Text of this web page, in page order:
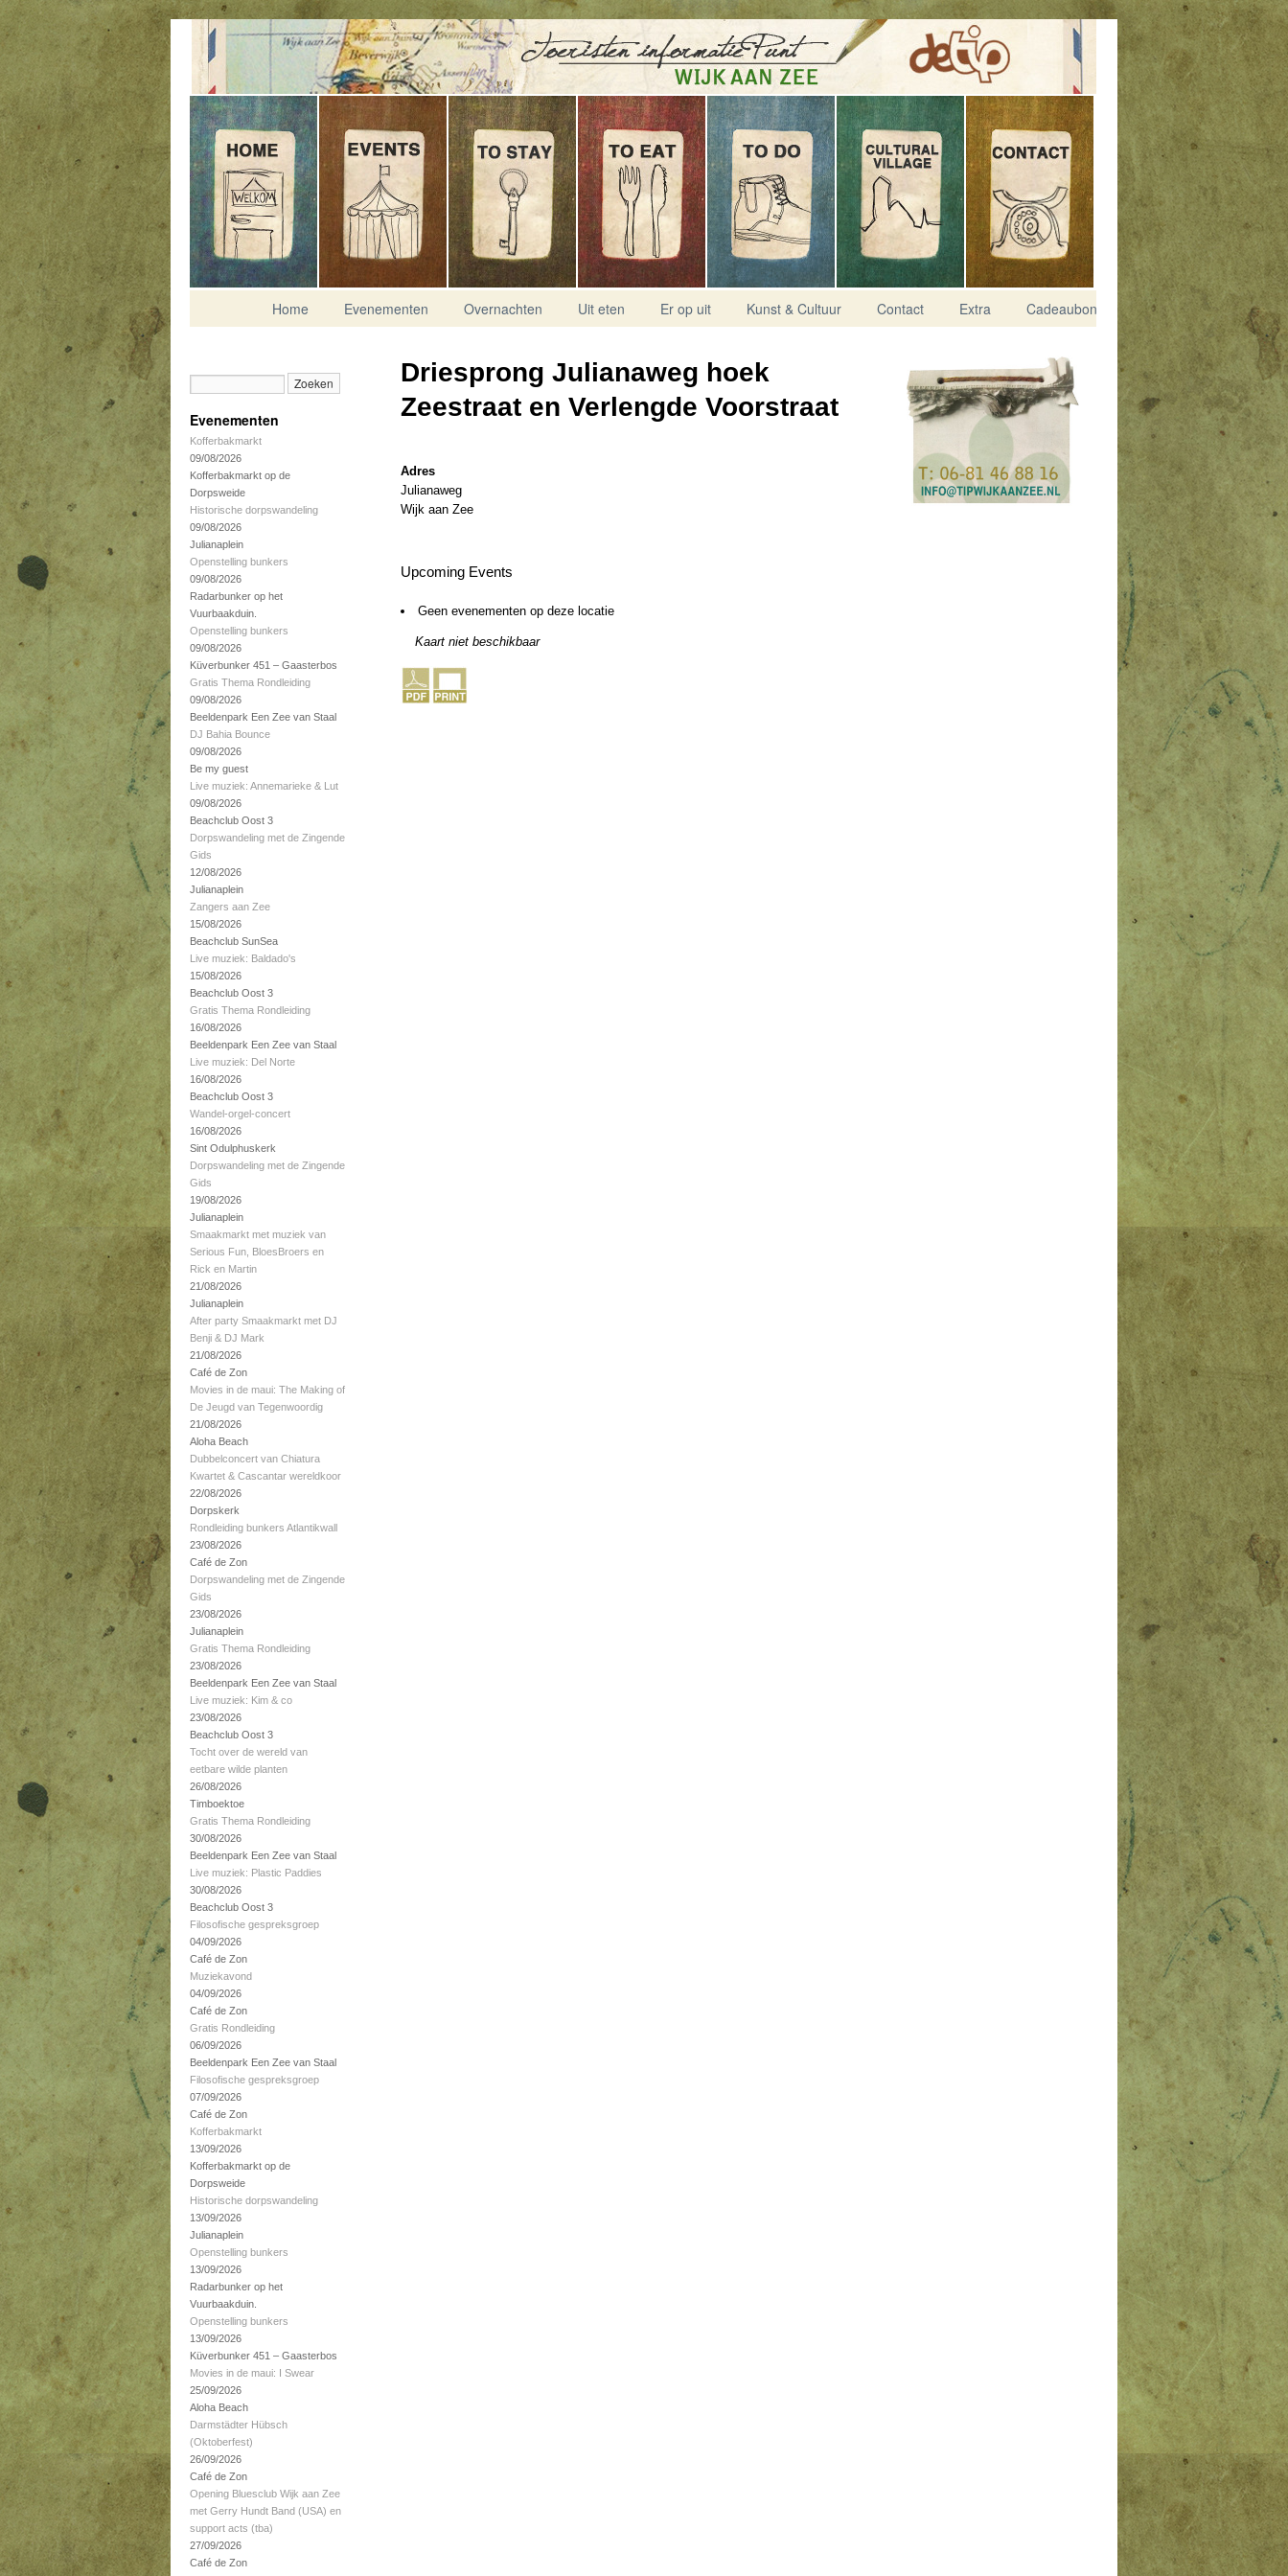
Contact
Home Evenementen Overnachten Uit eten Er op uit Kunst & Cultuur Contact Extra Cadeaubon
Evenementen
Kofferbakmarkt
09/08/2026
Kofferbakmarkt op de
Dorpsweide
Historische dorpswandeling
09/08/2026
Julianaplein
Openstelling bunkers
09/08/2026
Radarbunker op het
Vuurbaakduin.
Openstelling bunkers
09/08/2026
Küverbunker 451 – Gaasterbos
Gratis Thema Rondleiding
09/08/2026
Beeldenpark Een Zee van Staal
DJ Bahia Bounce
09/08/2026
Be my guest
Live muziek: Annemarieke & Lut
09/08/2026
Beachclub Oost 3
Dorpswandeling met de Zingende
Gids
12/08/2026
Julianaplein
Zangers aan Zee
15/08/2026
Beachclub SunSea
Live muziek: Baldado's
15/08/2026
Beachclub Oost 3
Gratis Thema Rondleiding
16/08/2026
Beeldenpark Een Zee van Staal
Live muziek: Del Norte
16/08/2026
Beachclub Oost 3
Wandel-orgel-concert
16/08/2026
Sint Odulphuskerk
Dorpswandeling met de Zingende
Gids
19/08/2026
Julianaplein
Smaakmarkt met muziek van
Serious Fun, BloesBroers en
Rick en Martin
21/08/2026
Julianaplein
After party Smaakmarkt met DJ
Benji & DJ Mark
21/08/2026
Café de Zon
Movies in de maui: The Making of
De Jeugd van Tegenwoordig
21/08/2026
Aloha Beach
Dubbelconcert van Chiatura
Kwartet & Cascantar wereldkoor
22/08/2026
Dorpskerk
Rondleiding bunkers Atlantikwall
23/08/2026
Café de Zon
Dorpswandeling met de Zingende
Gids
23/08/2026
Julianaplein
Gratis Thema Rondleiding
23/08/2026
Beeldenpark Een Zee van Staal
Live muziek: Kim & co
23/08/2026
Beachclub Oost 3
Tocht over de wereld van
eetbare wilde planten
26/08/2026
Timboektoe
Gratis Thema Rondleiding
30/08/2026
Beeldenpark Een Zee van Staal
Live muziek: Plastic Paddies
30/08/2026
Beachclub Oost 3
Filosofische gespreksgroep
04/09/2026
Café de Zon
Muziekavond
04/09/2026
Café de Zon
Gratis Rondleiding
06/09/2026
Beeldenpark Een Zee van Staal
Filosofische gespreksgroep
07/09/2026
Café de Zon
Kofferbakmarkt
13/09/2026
Kofferbakmarkt op de
Dorpsweide
Historische dorpswandeling
13/09/2026
Julianaplein
Openstelling bunkers
13/09/2026
Radarbunker op het
Vuurbaakduin.
Openstelling bunkers
13/09/2026
Küverbunker 451 – Gaasterbos
Movies in de maui: I Swear
25/09/2026
Aloha Beach
Darmstädter Hübsch
(Oktoberfest)
26/09/2026
Café de Zon
Opening Bluesclub Wijk aan Zee
met Gerry Hundt Band (USA) en
support acts (tba)
27/09/2026
Café de Zon
Driesprong Julianaweg hoek
Zeestraat en Verlengde Voorstraat
Adres
Julianaweg
Wijk aan Zee
Upcoming Events
Geen evenementen op deze locatie
Kaart niet beschikbaar